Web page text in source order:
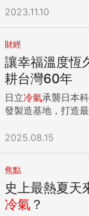
2023.11.10
財經
讓幸福溫度恆
耕台灣60年
日立冷氣承襲日本
發製造基地，打造
2025.08.15
焦點
史上最熱夏天
冷氣 ？